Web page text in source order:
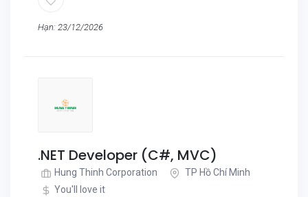
Hạn: 23/12/2026
.NET Developer (C#, MVC)
Hung Thinh Corporation
TP Hồ Chí Minh
You'll love it